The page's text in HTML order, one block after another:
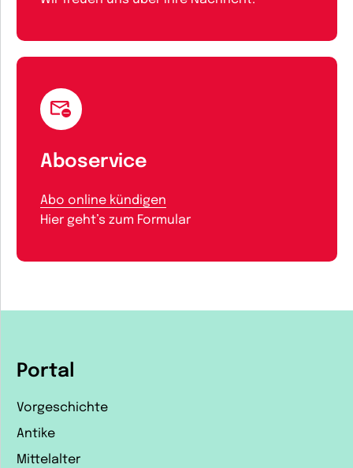
Aboservice
Abo online kündigen
Hier geht’s zum Formular
Portal
Vorgeschichte
Antike
Mittelalter